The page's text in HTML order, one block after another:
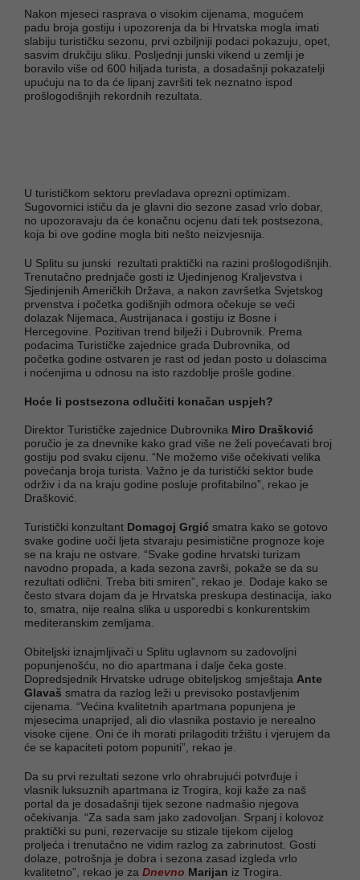
Nakon mjeseci rasprava o visokim cijenama, mogućem
padu broja gostiju i upozorenja da bi Hrvatska mogla imati
slabiju turističku sezonu, prvi ozbiljniji podaci pokazuju, opet,
sasvim drukčiju sliku. Posljednji junski vikend u zemlji je
boravilo više od 600 hiljada turista, a dosadašnji pokazatelji
upućuju na to da će lipanj završiti tek neznatno ispod
prošlogodišnjih rekordnih rezultata.
U turističkom sektoru prevladava oprezni optimizam.
Sugovornici ističu da je glavni dio sezone zasad vrlo dobar,
no upozoravaju da će konačnu ocjenu dati tek postsezona,
koja bi ove godine mogla biti nešto neizvjesnija.
U Splitu su junski rezultati praktički na razini prošlogodišnjih.
Trenutačno prednjače gosti iz Ujedinjenog Kraljevstva i
Sjedinjenih Američkih Država, a nakon završetka Svjetskog
prvenstva i početka godišnjih odmora očekuje se veći
dolazak Nijemaca, Austrijanaca i gostiju iz Bosne i
Hercegovine. Pozitivan trend bilježi i Dubrovnik. Prema
podacima Turističke zajednice grada Dubrovnika, od
početka godine ostvaren je rast od jedan posto u dolascima
i noćenjima u odnosu na isto razdoblje prošle godine.
Hoće li postsezona odlučiti konačan uspjeh?
Direktor Turističke zajednice Dubrovnika Miro Drašković
poručio je za dnevnike kako grad više ne želi povećavati broj
gostiju pod svaku cijenu. “Ne možemo više očekivati velika
povećanja broja turista. Važno je da turistički sektor bude
održiv i da na kraju godine posluje profitabilno”, rekao je
Drašković.
Turistički konzultant Domagoj Grgić smatra kako se gotovo
svake godine uoči ljeta stvaraju pesimistične prognoze koje
se na kraju ne ostvare. “Svake godine hrvatski turizam
navodno propada, a kada sezona završi, pokaže se da su
rezultati odlični. Treba biti smiren”, rekao je. Dodaje kako se
često stvara dojam da je Hrvatska preskupa destinacija, iako
to, smatra, nije realna slika u usporedbi s konkurentskim
mediteranskim zemljama.
Obiteljski iznajmljivači u Splitu uglavnom su zadovoljni
popunjenošću, no dio apartmana i dalje čeka goste.
Dopredsjednik Hrvatske udruge obiteljskog smještaja Ante
Glavaš smatra da razlog leži u previsoko postavljenim
cijenama. “Većina kvalitetnih apartmana popunjena je
mjesecima unaprijed, ali dio vlasnika postavio je nerealno
visoke cijene. Oni će ih morati prilagoditi tržištu i vjerujem da
će se kapaciteti potom popuniti”, rekao je.
Da su prvi rezultati sezone vrlo ohrabrujući potvrđuje i
vlasnik luksuznih apartmana iz Trogira, koji kaže za naš
portal da je dosadašnji tijek sezone nadmašio njegova
očekivanja. “Za sada sam jako zadovoljan. Srpanj i kolovoz
praktički su puni, rezervacije su stizale tijekom cijelog
proljeća i trenutačno ne vidim razlog za zabrinutost. Gosti
dolaze, potrošnja je dobra i sezona zasad izgleda vrlo
kvalitetno”, rekao je za Dnevno Marijan iz Trogira.